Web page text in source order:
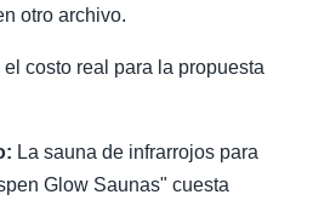
otro archivo.
costo real para la propuesta
La sauna de infrarrojos para
Glow Saunas" cuesta